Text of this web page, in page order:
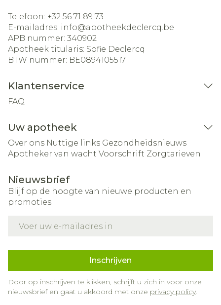
Telefoon: +32 56 71 89 73
E-mailadres: info@apotheekdeclercq.be
APB nummer: 340902
Apotheek titularis: Sofie Declercq
BTW nummer: BE0894105517
Klantenservice
FAQ
Uw apotheek
Over ons Nuttige links Gezondheidsnieuws
Apotheker van wacht Voorschrift Zorgtarieven
Nieuwsbrief
Blijf op de hoogte van nieuwe producten en
promoties
Inschrijven
Door op inschrijven te klikken, schrijft u zich in voor onze
nieuwsbrief en gaat u akkoord met onze privacy policy.